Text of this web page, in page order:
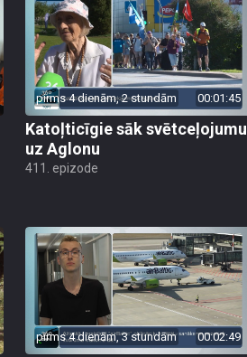
pirms 4 dienām, 2 stundām 00:01:45
Katoļticīgie sāk svētceļojumu
uz Aglonu
411. epizode
pirms 4 dienām, 3 stundām 00:02:49